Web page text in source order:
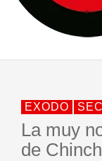
JOFRE
EXODO
La muy
de